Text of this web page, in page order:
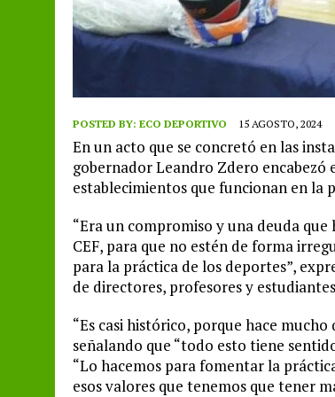
POSTED BY: ECO DEPORTIVO 15 AGOSTO, 2024
En un acto que se concretó en las
gobernador Leandro Zdero
establecimientos que funcionan en la
“Era un compromiso y una deuda
CEF, para que no estén de forma
para la práctica de los deportes”,
de directores, profesores y
“Es casi histórico, porque hace
señalando que “todo esto tiene
“Lo hacemos para fomentar la
esos valores que tenemos que tener